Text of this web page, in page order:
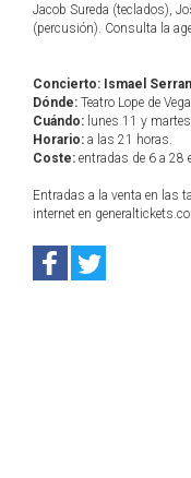
Jacob Sureda (teclados),
(percusión). Consulta la
Concierto: Ismael
Dónde: Teatro Lope de
Cuándo: lunes 11 y
Horario: a las 21 horas.
Coste: entradas de 6 a 28
Entradas a la venta en las
internet en